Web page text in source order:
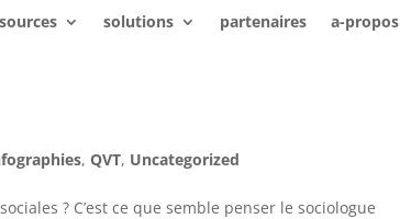
solutions partenaires a-propos
,QVT, Uncategorized
? C’est ce que semble penser le sociologue